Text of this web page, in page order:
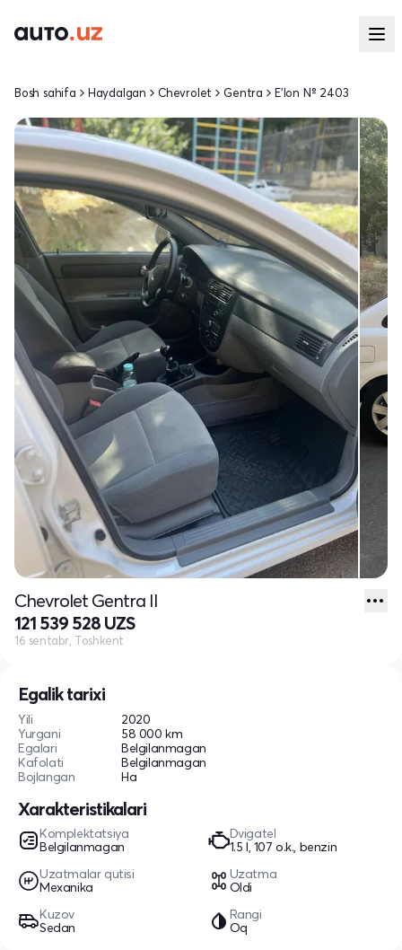
Egalik tarixi
Yili
2020
Yurgani
58 000 km
Egalari
Belgilanmagan
Kafolati
Belgilanmagan
Bojlangan
Ha
Xarakteristikalari
Komplektatsiya
Belgilanmagan
Dvigatel
1.5 l, 107 o.k., benzin
Uzatmalar qutisi
Mexanika
Uzatma
Oldi
Kuzov
Sedan
Rangi
Oq
Bosh sahifa Haydalgan Chevrolet Gentra E'lon № 2403
Chevrolet Gentra II
121 539 528 UZS
16 sentabr, Toshkent